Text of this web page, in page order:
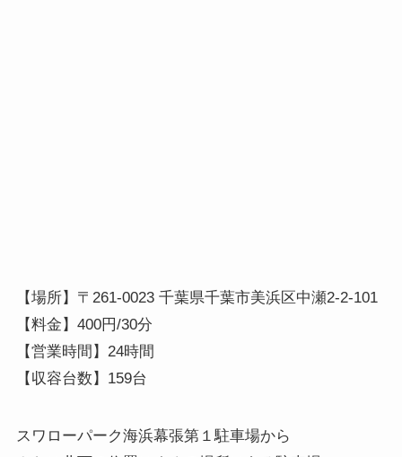
【場所】〒261-0023 千葉県千葉市美浜区中瀬2-2-101
【料金】400円/30分
【営業時間】24時間
【収容台数】159台
スワローパーク海浜幕張第１駐車場から